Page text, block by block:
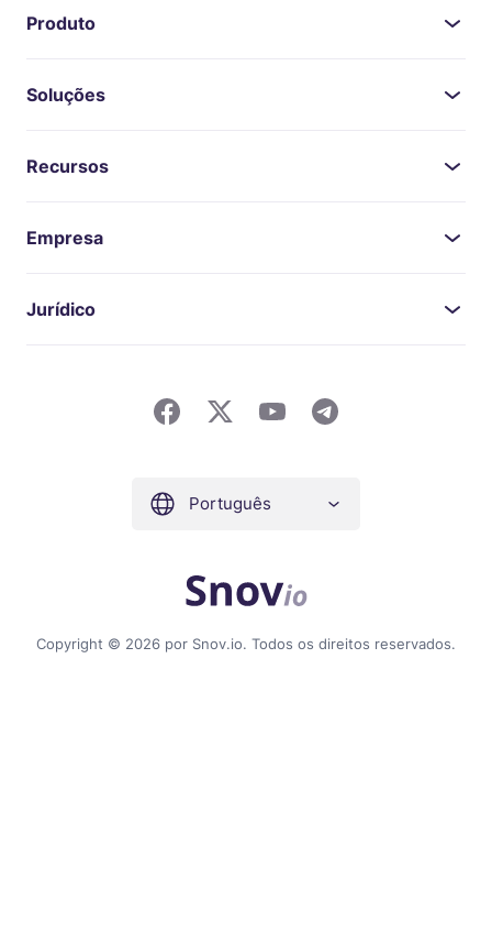
Produto
Soluções
Recursos
Empresa
Jurídico
Copyright © 2026 por Snov.io. Todos os direitos reservados.
Português